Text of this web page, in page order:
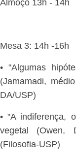
Almoço 13h - 14h
Mesa 3: 14h -16h
• "Algumas
(Jamamadi,
DA/USP)
• "A indiferença,
vegetal (Owen,
(Filosofia-USP)